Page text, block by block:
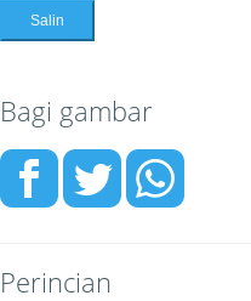
Salin
Bagi gambar
Perincian